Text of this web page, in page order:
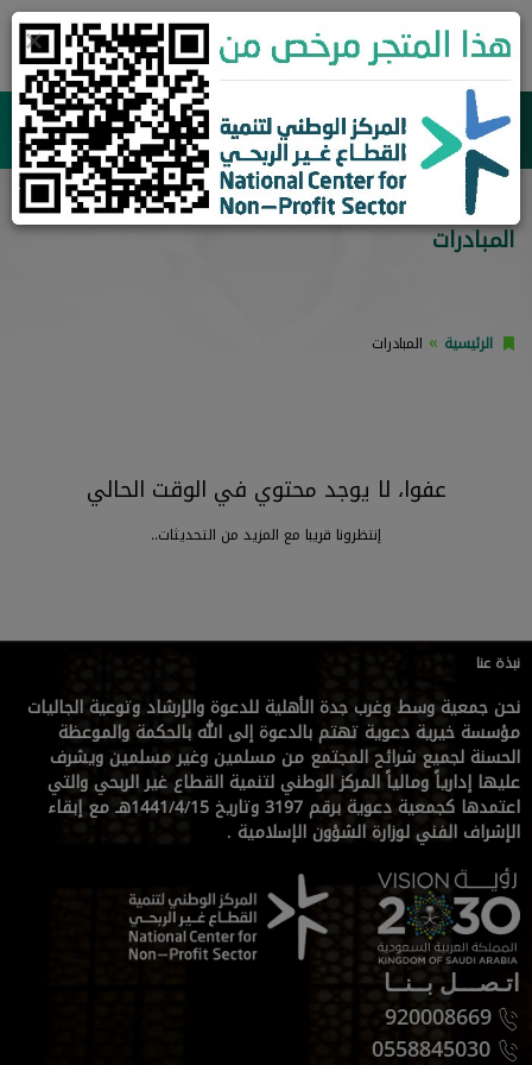
0
جمعية وسط وغرب جدة الأهلية للدعوة والإرشاد وتوعية الجاليات
المبادرات
الرئيسية المبادرات
عفوا، لا يوجد محتوي في الوقت الحالي
إنتظرونا قريبا مع المزيد من التحديثات..
نبذة عنا
نحن جمعية وسط وغرب جدة الأهلية للدعوة والإرشاد وتوعية الجاليات
مؤسسة خيرية دعوية تهتم بالدعوة إلى الله بالحكمة والموعظة
الحسنة لجميع شرائح المجتمع من مسلمين وغير مسلمين ويشرف
عليها إدارياً ومالياً المركز الوطني لتنمية القطاع غير الربحي والتي
اعتمدها كجمعية دعوية برقم 3197 وتاريخ 1441/4/15هـ مع إبقاء
الإشراف الفني لوزارة الشؤون الإسلامية .
اتـصـــل بــنــا
920008669
×